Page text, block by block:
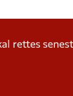
rettes